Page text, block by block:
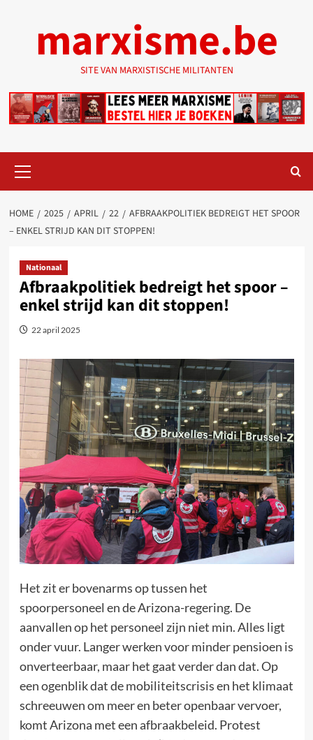
marxisme.be
SITE VAN MARXISTISCHE MILITANTEN
menu
HOME 2025 APRIL 22
AFBRAAKPOLITIEK BEDREIGT HET SPOOR
– ENKEL STRIJD KAN DIT STOPPEN!
Nationaal
Afbraakpolitiek bedreigt het spoor –
enkel strijd kan dit stoppen!
22 april 2025
Het zit er bovenarms op tussen het
spoorpersoneel en de Arizona-regering. De
aanvallen op het personeel zijn niet min. Alles ligt
onder vuur. Langer werken voor minder pensioen is
onverteerbaar, maar het gaat verder dan dat. Op
een ogenblik dat de mobiliteitscrisis en het klimaat
schreeuwen om meer en beter openbaar vervoer,
komt Arizona met een afbraakbeleid. Protest